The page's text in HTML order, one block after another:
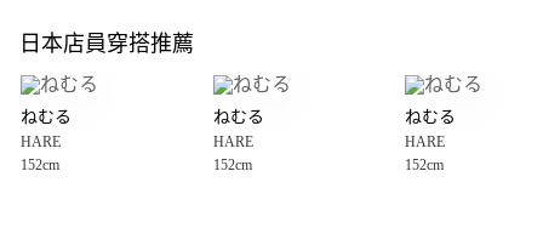
全盈+PAY
大哥付你分期
【大哥付你分期使用說明】
1.本服務由台灣大哥大提供，台灣大哥大用戶可立即使用無須另外申請。
2.付款方式選擇「大哥付你分期」，訂單成立後會自動跳轉到大哥付的交易
AFTEE先享後付
日本店員穿搭推薦
ねむる
HARE
152cm
ねむる
HARE
152cm
ねむる
HARE
152cm